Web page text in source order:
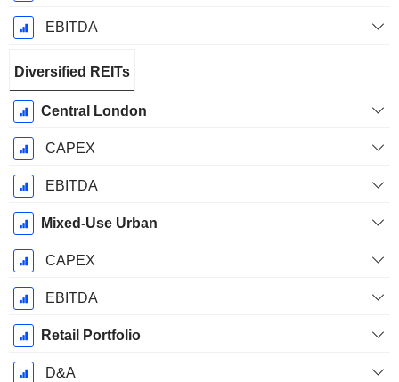
EBITDA
Diversified REITs
Central London
CAPEX
EBITDA
Mixed-Use Urban
CAPEX
EBITDA
Retail Portfolio
D&A